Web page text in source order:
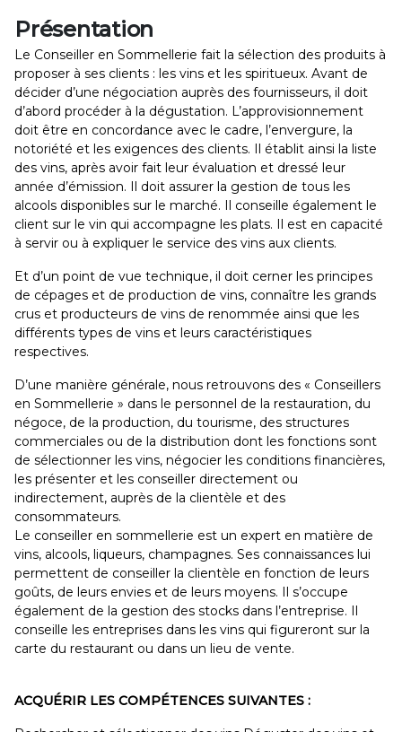
Présentation
Le Conseiller en Sommellerie fait la sélection des produits à
proposer à ses clients : les vins et les spiritueux. Avant de
décider d’une négociation auprès des fournisseurs, il doit
d’abord procéder à la dégustation. L’approvisionnement
doit être en concordance avec le cadre, l’envergure, la
notoriété et les exigences des clients. Il établit ainsi la liste
des vins, après avoir fait leur évaluation et dressé leur
année d’émission. Il doit assurer la gestion de tous les
alcools disponibles sur le marché. Il conseille également le
client sur le vin qui accompagne les plats. Il est en capacité
à servir ou à expliquer le service des vins aux clients.
Et d’un point de vue technique, il doit cerner les principes
de cépages et de production de vins, connaître les grands
crus et producteurs de vins de renommée ainsi que les
différents types de vins et leurs caractéristiques
respectives.
D’une manière générale, nous retrouvons des « Conseillers
en Sommellerie » dans le personnel de la restauration, du
négoce, de la production, du tourisme, des structures
commerciales ou de la distribution dont les fonctions sont
de sélectionner les vins, négocier les conditions financières,
les présenter et les conseiller directement ou
indirectement, auprès de la clientèle et des
consommateurs.
Le conseiller en sommellerie est un expert en matière de
vins, alcools, liqueurs, champagnes. Ses connaissances lui
permettent de conseiller la clientèle en fonction de leurs
goûts, de leurs envies et de leurs moyens. Il s’occupe
également de la gestion des stocks dans l’entreprise. Il
conseille les entreprises dans les vins qui figureront sur la
carte du restaurant ou dans un lieu de vente.
ACQUÉRIR LES COMPÉTENCES SUIVANTES :